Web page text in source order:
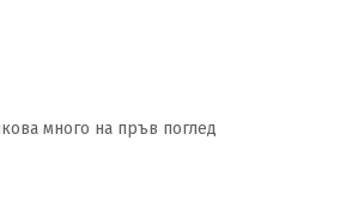
много на пръв поглед